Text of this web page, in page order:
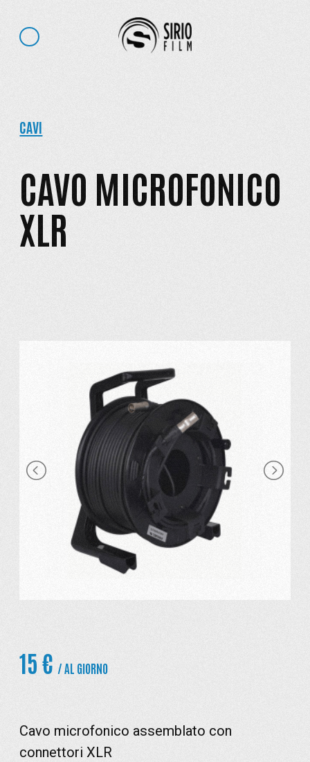
CAVI
CAVO MICROFONICO
XLR
15 € / AL GIORNO
Cavo microfonico assemblato con
connettori XLR